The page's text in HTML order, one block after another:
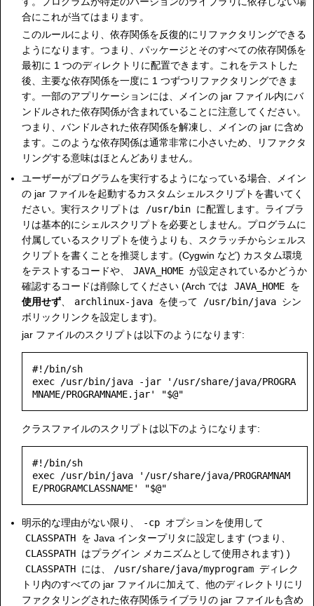
合にこれが当てはまります。
このルールにより、依存関係を反復的にリファクタリングできる
ようになります。つまり、パッケージとそのすべての依存関係を
最初に 1 つのディレクトリに配置できます。これをテストした
後、主要な依存関係を一度に 1 つずつリファクタリングできま
す。一部のアプリケーションには、メインの jar ファイル内にバ
ンドルされた依存関係が含まれていることに注意してください。
つまり、バンドルされた依存関係を解凍し、メインの jar に含め
ます。このような依存関係は通常非常に小さいため、リファクタ
リングする意味はほとんどありません。
ユーザーがプログラムを実行するようになっている場合、メイン
の jar ファイルを起動するカスタムシェルスクリプトを書いてく
ださい。実行スクリプトは
/usr/bin に配置します。ライブラ
リは基本的にシェルスクリプトを必要としません。プログラムに
付属しているスクリプトを使うよりも、スクラッチからシェルス
クリプトを書くことを推奨します。(Cygwin など) カスタム環境
をテストするコードや、
JAVA_HOME が設定されているかどうか
確認するコードは削除してください (Arch では
JAVA_HOME を
使用せず、 archlinux-java を使って /usr/bin/java シン
ボリックリンクを設定します)。
jar ファイルのスクリプトは以下のようになります:
#!/bin/sh
exec /usr/bin/java -jar '/usr/share/java/PROGRA
MNAME/PROGRAMNAME.jar' "$@"
クラスファイルのスクリプトは以下のようになります:
#!/bin/sh
exec /usr/bin/java '/usr/share/java/PROGRAMNAM
E/PROGRAMCLASSNAME' "$@"
明示的な理由がない限り、 -cp オプションを使用して
CLASSPATH を Java インタープリタに設定します (つまり、
CLASSPATH はプラグイン メカニズムとして使用されます) )
CLASSPATH には、 /usr/share/java/myprogram ディレク
トリ内のすべての jar ファイルに加えて、他のディレクトリにリ
ファクタリングされた依存関係ライブラリの jar ファイルも含め